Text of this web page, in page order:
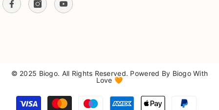
© 2025 Biogo. All Rights Reserved. Powered By Biogo With
Love 🧡
Zahlungsmethoden